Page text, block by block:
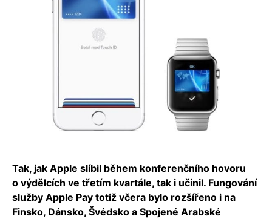
Tak, jak Apple slíbil během konferenčního hovoru
o výdělcích ve třetím kvartále, tak i učinil. Fungování
služby Apple Pay totiž včera bylo rozšířeno i na
Finsko, Dánsko, Švédsko a Spojené Arabské